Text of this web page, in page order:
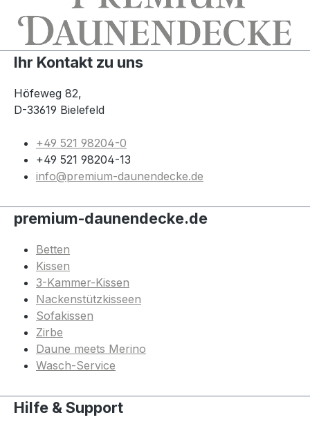
Ihr Kontakt zu uns
Höfeweg 82,
D-33619 Bielefeld
+49 521 98204-0
+49 521 98204-13
info@premium-daunendecke.de
premium-daunendecke.de
Betten
Kissen
3-Kammer-Kissen
Nackenstützkisseen
Sofakissen
Zirbe
Daune meets Merino
Wasch-Service
Hilfe & Support